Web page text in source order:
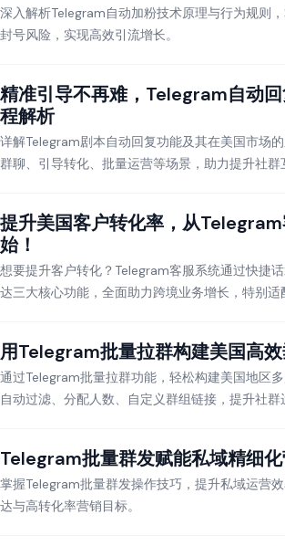
深入解析Telegram自动加粉技术原理与行为规则
封号风险，实现高效引流增长。
精准引导不再难，Telegram自动
程解析
详解Telegram剧本自动回复功能及其在美国市场
群聊、引导转化、批量运营等场景，助力提升社群
提升美国客户转化率，从
始！
想要提升客户转化？Telegram客服系统通过快捷
达三大核心功能，全面助力跨境业务增长，特别适
用Telegram批量拉群构建美国高
通过Telegram批量拉群功能，轻松构建美国地区
自动过滤、分配人数、自定义群组链接，提升社群
Telegram批量群发赋能私域精细
掌握Telegram批量群发操作技巧，提升私域运营
达与高转化率营销目标。